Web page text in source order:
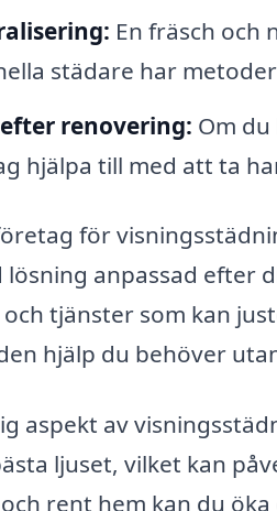
En fräsch och
städare har
renovering: Om
hjälpa till med att ta
för
lösning anpassad efter
tjänster som kan
hjälp du behöver
aspekt av
ljuset, vilket kan
rent hem kan du